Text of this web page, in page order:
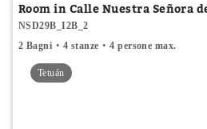
Room in Calle Nuestra Señora
NSD29B_I2B_2
2 Bagni
4 stanze 4 persone max.
Tetuán